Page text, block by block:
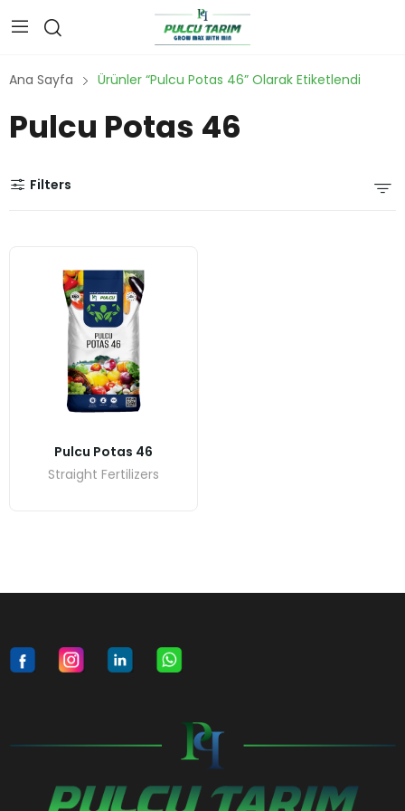
Ana Sayfa Ürünler “Pulcu Potas 46” Olarak Etiketlendi
Pulcu Potas 46
Filters
Pulcu Potas 46
Straight Fertilizers